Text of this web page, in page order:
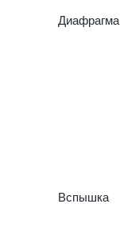
Диафрагма
Вспышка